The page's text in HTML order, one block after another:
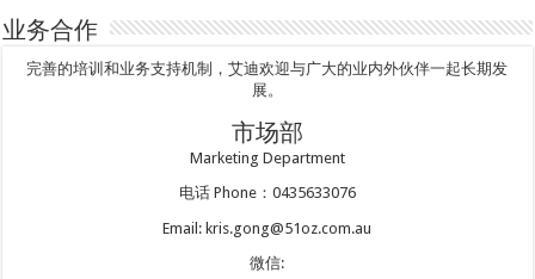
业务合作
完善的培训和业务支持机制，艾迪欢迎与广大的业内外伙伴一起长期发
展。
市场部
Marketing Department
电话 Phone：0435633076
Email: kris.gong@51oz.com.au
微信: